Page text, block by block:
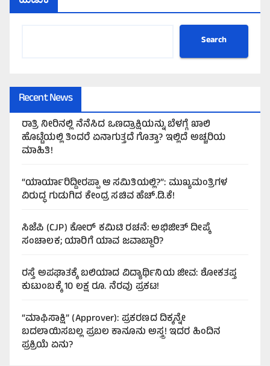
Search
Recent News
ರಾತ್ರಿ ನೀರಿನಲ್ಲಿ ನೆನೆಸಿದ ಒಣದ್ರಾಕ್ಷಿಯನ್ನು ಬೆಳಗ್ಗೆ ಖಾಲಿ
ಹೊಟ್ಟೆಯಲ್ಲಿ ತಿಂದರೆ ಏನಾಗುತ್ತದೆ ಗೊತ್ತಾ? ಇಲ್ಲಿದೆ ಅಚ್ಚರಿಯ
ಮಾಹಿತಿ!
“ಯಾರ್ಯಾರಿದ್ದೀರಪ್ಪಾ ಆ ಸಮಿತಿಯಲ್ಲಿ?”: ಮುಖ್ಯಮಂತ್ರಿಗಳ
ವಿರುದ್ಧ ಗುಡುಗಿದ ಕೇಂದ್ರ ಸಚಿವ ಹೆಚ್.ಡಿ.ಕೆ!
ಸಿಜೆಪಿ (CJP) ಕೋರ್ ಕಮಿಟಿ ರಚನೆ: ಅಭಿಜೀತ್ ದೀಪ್ಕೆ
ಸಂಚಾಲಕ; ಯಾರಿಗೆ ಯಾವ ಜವಾಬ್ದಾರಿ?
ರಸ್ತೆ ಅಪಘಾತಕ್ಕೆ ಬಲಿಯಾದ ವಿದ್ಯಾರ್ಥಿನಿಯ ಜೀವ: ಶೋಕತಪ್ತ
ಕುಟುಂಬಕ್ಕೆ 10 ಲಕ್ಷ ರೂ. ನೆರವು ಪ್ರಕಟ!
“ಮಾಫಿಸಾಕ್ಷಿ” (Approver): ಪ್ರಕರಣದ ದಿಕ್ಕನ್ನೇ
ಬದಲಾಯಿಸಬಲ್ಲ ಪ್ರಬಲ ಕಾನೂನು ಅಸ್ತ್ರ! ಇದರ ಹಿಂದಿನ
ಪ್ರಕ್ರಿಯೆ ಏನು?